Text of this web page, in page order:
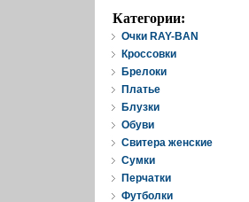
Категории:
Очки RAY-BAN
Кроссовки
Брелоки
Платье
Блузки
Обуви
Свитера женские
Cумки
Перчатки
Футболки